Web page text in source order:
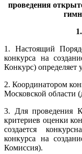
проведения
1. Настоящий
конкурса на
Конкурс) определяет
2. Координатором
Московской области
3. Для проведения
критериев оценки
создается
конкурса на
Комиссия).